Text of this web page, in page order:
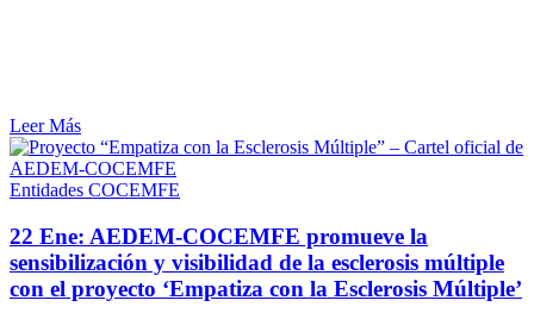
Leer Más
Entidades COCEMFE
22 Ene: AEDEM-COCEMFE promueve la
sensibilización y visibilidad de la esclerosis múltiple
con el proyecto ‘Empatiza con la Esclerosis Múltiple’